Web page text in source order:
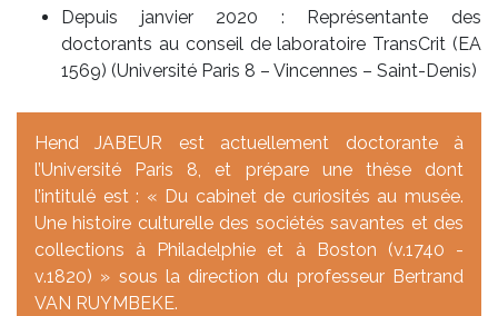
Depuis janvier 2020 : Représentante des
doctorants au conseil de laboratoire TransCrit (EA
1569) (Université Paris 8 – Vincennes – Saint-Denis)
Hend JABEUR est actuellement doctorante à
l’Université Paris 8, et prépare une thèse dont
l’intitulé est : « Du cabinet de curiosités au musée.
Une histoire culturelle des sociétés savantes et des
collections à Philadelphie et à Boston (v.1740 -
v.1820) » sous la direction du professeur Bertrand
VAN RUYMBEKE.